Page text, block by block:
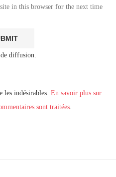
in this browser for the next time
diffusion.
les indésirables. En savoir plus sur
sont traitées.